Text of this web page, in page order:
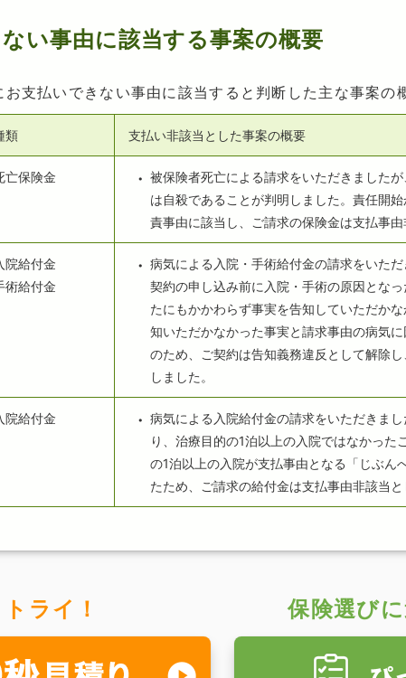
い事由に該当する事案の概要
支払いできない事由に該当すると判断した主な事案の
類 支払い非該当とした事案の概要
亡保険金
被保険者死亡による請求をいただきました
は自殺であることが判明しました。責任開
責事由に該当し、ご請求の保険金は支払事由
院給付金
術給付金
病気による入院・手術給付金の請求をいただ
契約の申し込み前に入院・手術の原因とな
たにもかかわらず事実を告知していただか
知いただかなかった事実と請求事由の病気
のため、ご契約は告知義務違反として解除
しました。
院給付金
病気による入院給付金の請求をいただきま
り、治療目的の1泊以上の入院ではなかった
の1泊以上の入院が支払事由となる「じぶん
たため、ご請求の給付金は支払事由非該当と
ライ！ 保険選び